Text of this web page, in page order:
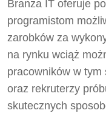
Branża IT oferuje
programistom
zarobków za
na rynku wciąż
pracowników w
oraz rekruterzy
skutecznych